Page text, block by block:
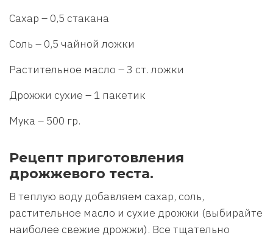
Сахар – 0,5 стакана
Соль – 0,5 чайной ложки
Растительное масло – 3 ст. ложки
Дрожжи сухие – 1 пакетик
Мука – 500 гр.
Рецепт приготовления
дрожжевого теста.
В теплую воду добавляем сахар, соль,
растительное масло и сухие дрожжи (выбирайте
наиболее свежие дрожжи). Все тщательно